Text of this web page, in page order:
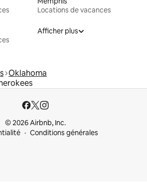
Locations de vacances
Afficher plus
Oklahoma
© 2026 Airbnb, Inc.
Conditions générales